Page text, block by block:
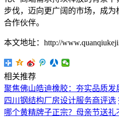
步伐，迈向更广阔的市场，成
合作伙伴。
本文地址：http://
相关推荐
聚焦佛山皓迪橡胶：夯实品质发
四川钢结构厂房设计服务商评选
哪个黄精牌子正宗？母亲节送